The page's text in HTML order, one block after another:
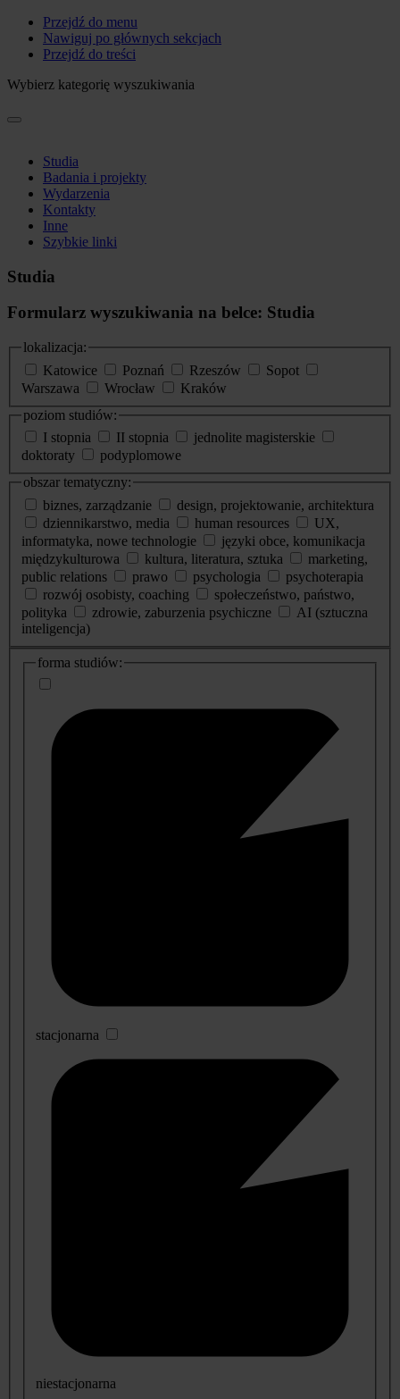
Przejdź do menu
Nawiguj po głównych sekcjach
Przejdź do treści
Wybierz kategorię wyszukiwania
Studia
Badania i projekty
Wydarzenia
Kontakty
Inne
Szybkie linki
Studia
Formularz wyszukiwania na belce: Studia
lokalizacja:
Katowice
Poznań Rzeszów
Sopot
Warszawa
Wrocław
Kraków
poziom studiów:
I stopnia
II stopnia
jednolite magisterskie
doktoraty
podyplomowe
obszar tematyczny:
biznes, zarządzanie
design, projektowanie, architektura
dziennikarstwo, media
human resources
UX,
informatyka, nowe technologie
języki obce, komunikacja
międzykulturowa
kultura, literatura, sztuka
marketing,
public relations
prawo psychologia
psychoterapia
rozwój osobisty, coaching
społeczeństwo, państwo,
polityka
zdrowie, zaburzenia psychiczne
AI (sztuczna
inteligencja)
dodatkowe
informacje
forma studiów:
stacjonarna
niestacjonarna